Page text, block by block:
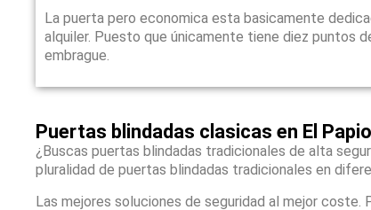
La puerta pero economica esta basicamente
alquiler. Puesto que únicamente tiene diez puntos
embrague.
Puertas blindadas clasicas en El Papiol
¿Buscas puertas blindadas tradicionales de alta
pluralidad de puertas blindadas tradicionales en
Las mejores soluciones de seguridad al mejor